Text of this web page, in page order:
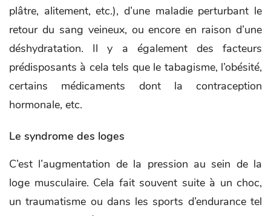
plâtre, alitement, etc.), d’une maladie perturbant le
retour du sang veineux, ou encore en raison d’une
déshydratation. Il y a également des facteurs
prédisposants à cela tels que le tabagisme, l’obésité,
certains médicaments dont la contraception
hormonale, etc.
Le syndrome des loges
C’est l’augmentation de la pression au sein de la
loge musculaire. Cela fait souvent suite à un choc,
un traumatisme ou dans les sports d’endurance tel